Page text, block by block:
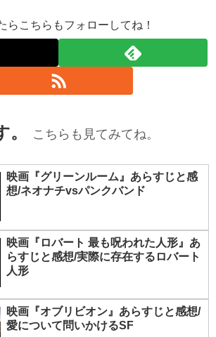
らこちらもフォローしてね！
。 こちらも見てみてね。
映画『グリーンルーム』あらすじと感
想/ネオナチvsパンクバンド
映画『ロバート 最も呪われた人形』あ
らすじと感想/実際に存在するロバート
人形
映画『オブリビオン』あらすじと感想/
愛について問いかけるSF